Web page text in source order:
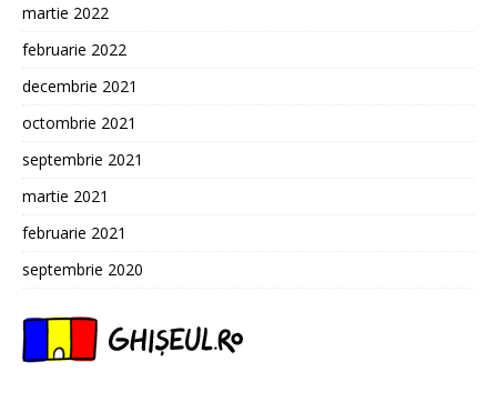
martie 2022
februarie 2022
decembrie 2021
octombrie 2021
septembrie 2021
martie 2021
februarie 2021
septembrie 2020